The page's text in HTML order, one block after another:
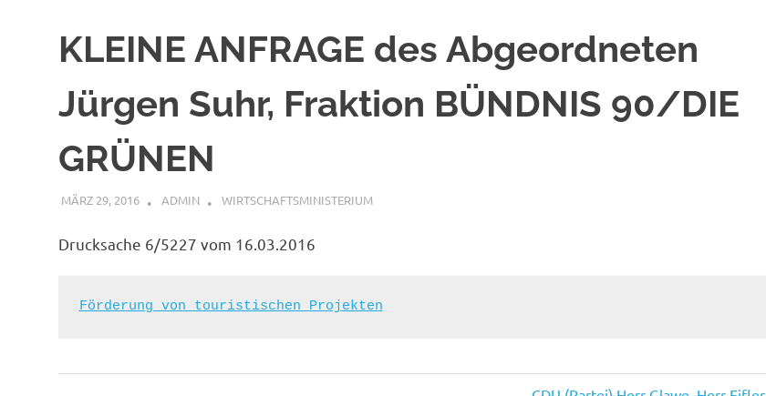
KLEINE ANFRAGE des Abgeordneten
Jürgen Suhr, Fraktion BÜNDNIS 90/DIE
GRÜNEN
MÄRZ 29, 2016 ADMIN WIRTSCHAFTSMINISTERIUM
Drucksache 6/5227 vom 16.03.2016
Förderung von touristischen Projekten